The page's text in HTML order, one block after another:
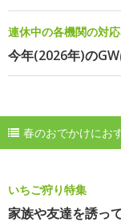
連休中の各機関の対
今年(2026年)の
春のおでかけにお
いちご狩り特集
家族や友達を誘っ